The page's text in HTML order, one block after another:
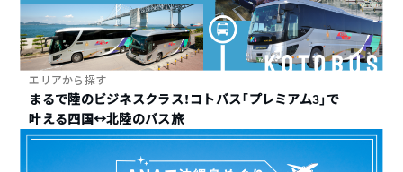
エリアから探す
まるで陸のビジネスクラス！コトバス「プレミアム3」で
叶える四国↔︎北陸のバス旅